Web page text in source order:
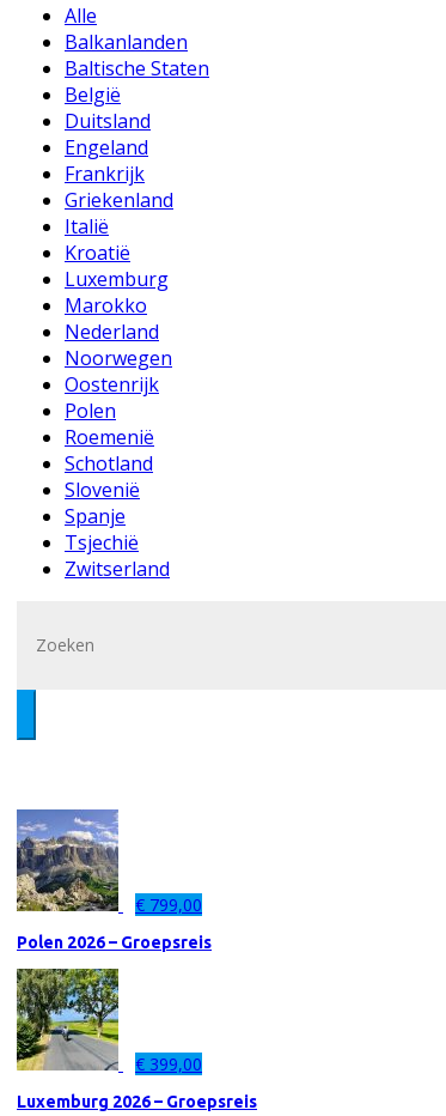
Alle
Balkanlanden
Baltische Staten
België
Duitsland
Engeland
Frankrijk
Griekenland
Italië
Kroatië
Luxemburg
Marokko
Nederland
Noorwegen
Oostenrijk
Polen
Roemenië
Schotland
Slovenië
Spanje
Tsjechië
Zwitserland
€ 799,00
Polen 2026 – Groepsreis
€ 399,00
Luxemburg 2026 – Groepsreis